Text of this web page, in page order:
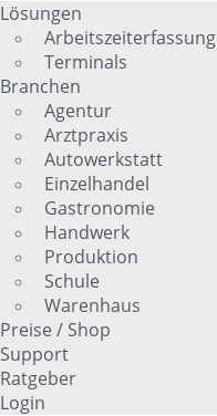
Lösungen
Arbeitszeiterfassung
Terminals
Branchen
Agentur
Arztpraxis
Autowerkstatt
Einzelhandel
Gastronomie
Handwerk
Produktion
Schule
Warenhaus
Preise / Shop
Support
Ratgeber
Login